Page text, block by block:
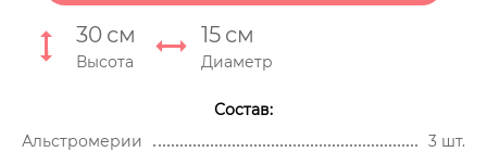
30 см
Высота
15 см
Диаметр
Состав:
Альстромерии
3 шт.